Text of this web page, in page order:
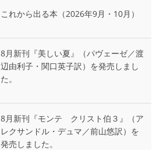
これから出る本（2026年9月・10月）
8月新刊『美しい夏』（パヴェーゼ／渡
辺由利子・関口英子訳）を発売しまし
た。
8月新刊『モンテ゠クリスト伯３』（ア
レクサンドル・デュマ／前山悠訳）を
発売しました。